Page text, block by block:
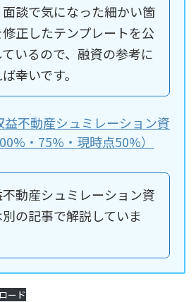
談で気になった細かい箇
正したテンプレートを公
いるので、融資の参考に
幸いです。
不動産シュミレーション資
・75%・現時点50%）
動産シュミレーション資
の記事で解説していま
ード